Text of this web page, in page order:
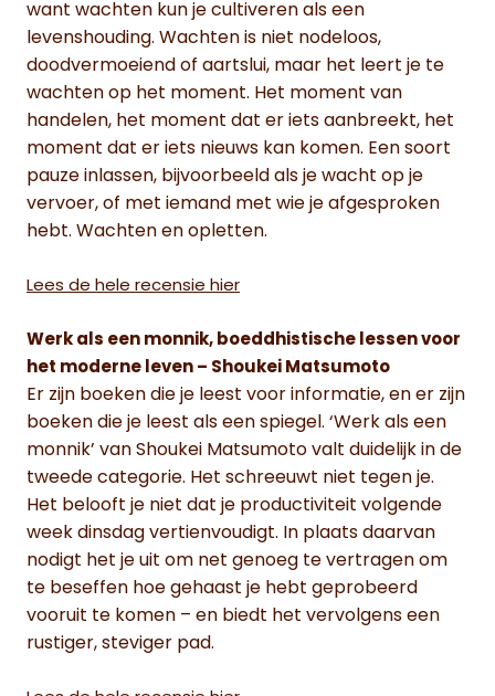
want wachten kun je cultiveren als een
levenshouding. Wachten is niet nodeloos,
doodvermoeiend of aartslui, maar het leert je te
wachten op het moment. Het moment van
handelen, het moment dat er iets aanbreekt, het
moment dat er iets nieuws kan komen. Een soort
pauze inlassen, bijvoorbeeld als je wacht op je
vervoer, of met iemand met wie je afgesproken
hebt. Wachten en opletten.
Lees de hele recensie hier
Werk als een monnik, boeddhistische lessen voor
het moderne leven – Shoukei Matsumoto
Er zijn boeken die je leest voor informatie, en er zijn
boeken die je leest als een spiegel. ‘Werk als een
monnik’ van Shoukei Matsumoto valt duidelijk in de
tweede categorie. Het schreeuwt niet tegen je.
Het belooft je niet dat je productiviteit volgende
week dinsdag vertienvoudigt. In plaats daarvan
nodigt het je uit om net genoeg te vertragen om
te beseffen hoe gehaast je hebt geprobeerd
vooruit te komen – en biedt het vervolgens een
rustiger, steviger pad.